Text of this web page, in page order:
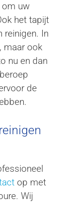
om uw
het tapijt
reinigen. In
maar ook
nu en dan
de
op met
Wij